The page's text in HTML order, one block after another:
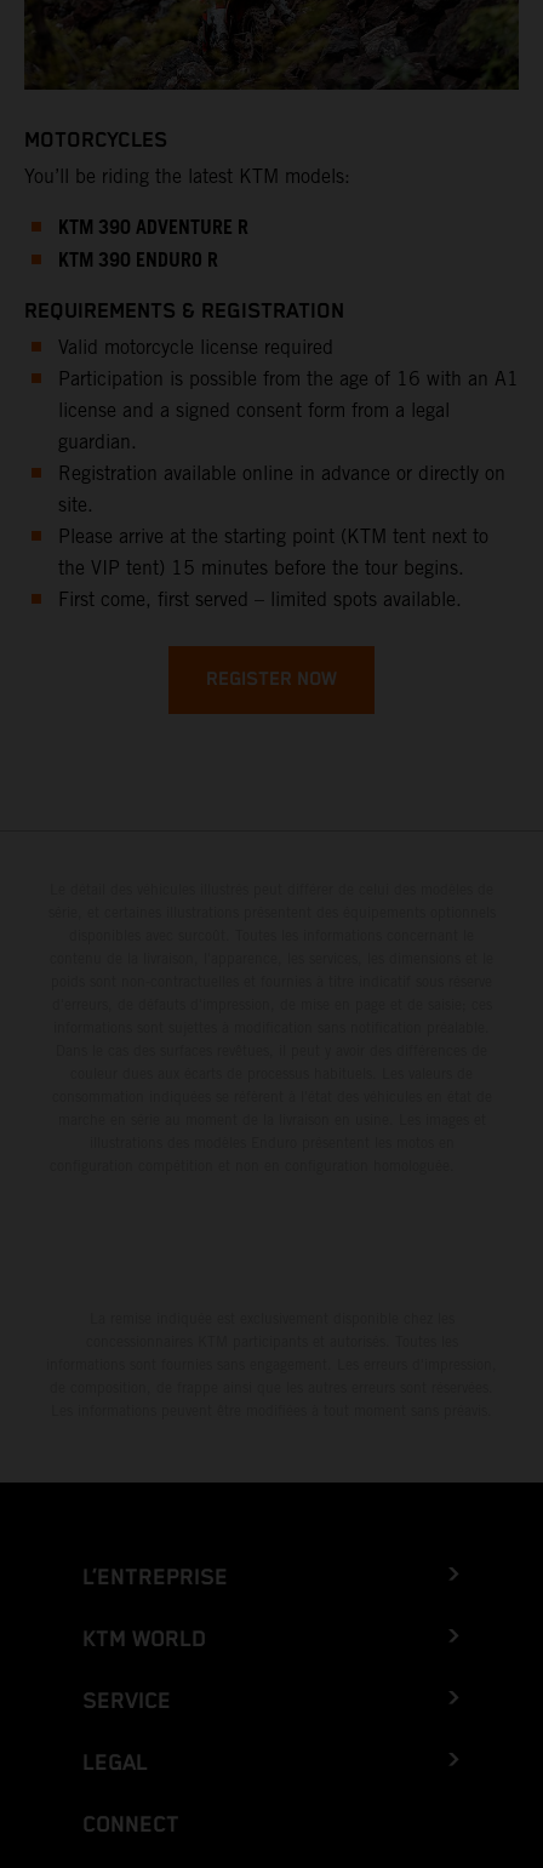
MOTORCYCLES
You’ll be riding the latest KTM models:
KTM 390 ADVENTURE R
KTM 390 ENDURO R
REQUIREMENTS & REGISTRATION
Valid motorcycle license required
Participation is possible from the age of 16 with an A1
license and a signed consent form from a legal
guardian.
Registration available online in advance or directly on
site.
Please arrive at the starting point (KTM tent next to
the VIP tent) 15 minutes before the tour begins.
First come, first served – limited spots available.
REGISTER NOW
L’ENTREPRISE
KTM WORLD
SERVICE
LEGAL
CONNECT